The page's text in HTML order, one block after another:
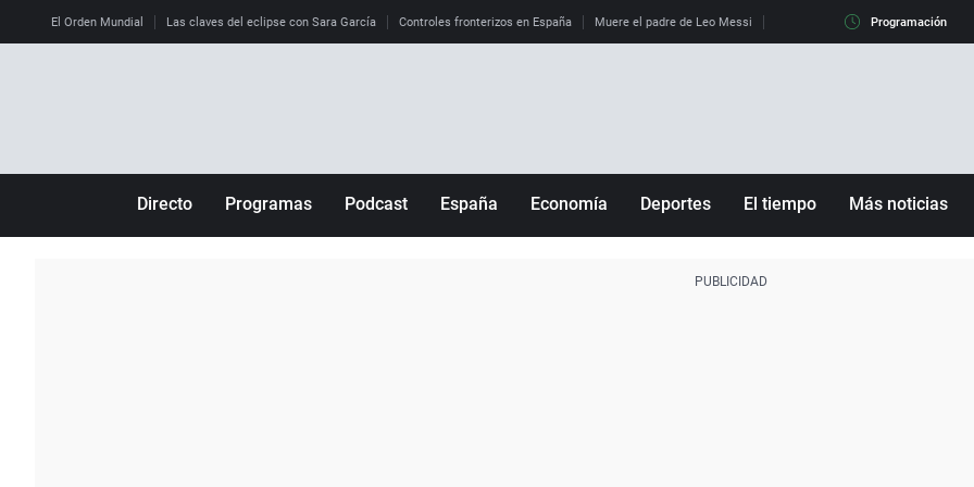
El Orden Mundial Las claves del eclipse con Sara García Controles fronterizos en España Muere el padre de Leo Messi La diferencia entre observar el
Programación
Directo Programas Podcast España Economía Deportes El tiempo Más noticias